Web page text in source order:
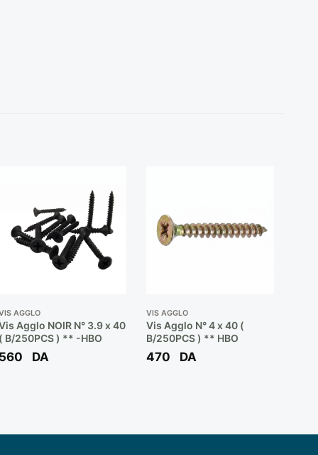
AGGLO
Agglo NOIR N° 3.9 x 40
B/250PCS ) ** -HBO
DA
VIS AGGLO
Vis Agglo N° 4 x 40 (
B/250PCS ) ** HBO
470 DA